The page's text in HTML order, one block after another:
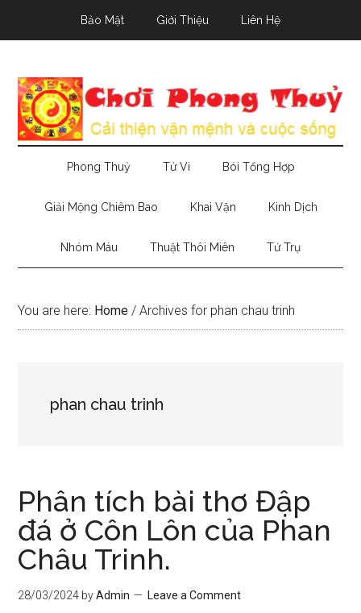
Bảo Mật Giới Thiệu Liên Hệ
Phong Thuỷ Tử Vi Bói Tổng Hợp
Giải Mộng Chiêm Bao Khai Vận Kinh Dịch
Nhóm Máu Thuật Thôi Miên Tứ Trụ
You are here: Home / Archives for phan chau trinh
phan chau trinh
Phân tích bài thơ Đập
đá ở Côn Lôn của Phan
Châu Trinh.
28/03/2024 byAdmin Leave a Comment